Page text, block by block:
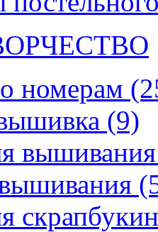
номерам
(9)